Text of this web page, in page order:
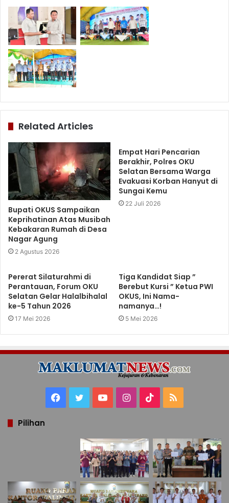
Related Articles
Bupati OKUS Sampaikan
Keprihatinan Atas Musibah
Kebakaran Rumah di Desa
Nagar Agung
2 Agustus 2026
Empat Hari Pencarian
Berakhir, Polres OKU
Selatan Bersama Warga
Evakuasi Korban Hanyut di
Sungai Kemu
22 Juli 2026
Pererat Silaturahmi di
Perantauan, Forum OKU
Selatan Gelar Halalbihalal
ke-5 Tahun 2026
17 Mei 2026
Tiga Kandidat Siap ”
Berebut Kursi ” Ketua PWI
OKUS, Ini Nama-
namanya…!
5 Mei 2026
Facebook
TwitterYouTubeInstagram
TikTokRSS
Pilihan